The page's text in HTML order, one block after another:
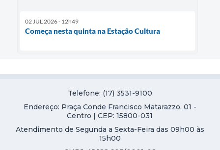
02 JUL 2026 - 12h49
Começa nesta quinta na Estação Cultura
Telefone: (17) 3531-9100
Endereço: Praça Conde Francisco Matarazzo, 01 -
Centro | CEP: 15800-031
Atendimento de Segunda a Sexta-Feira das 09h00 às
15h00